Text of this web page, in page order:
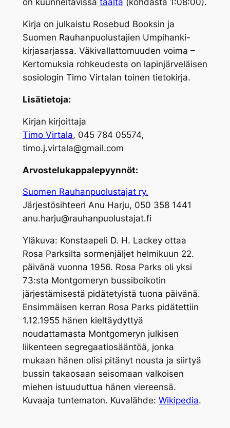
on kuunneltavissa täältä (kohdasta 1:08:00).
Kirja on julkaistu Rosebud Booksin ja
Suomen Rauhanpuolustajien Umpihanki-
kirjasarjassa. Väkivallattomuuden voima –
Kertomuksia rohkeudesta on lapinjärveläisen
sosiologin Timo Virtalan toinen tietokirja.
Lisätietoja:
Kirjan kirjoittaja
Timo Virtala, 045 784 05574,
timo.j.virtala@gmail.com
Arvostelukappalepyynnöt:
Suomen Rauhanpuolustajat ry.
Järjestösihteeri Anu Harju, 050 358 1441
anu.harju@rauhanpuolustajat.fi
Yläkuva: Konstaapeli D. H. Lackey ottaa
Rosa Parksilta sormenjäljet helmikuun 22.
päivänä vuonna 1956. Rosa Parks oli yksi
73:sta Montgomeryn bussiboikotin
järjestämisestä pidätetyistä tuona päivänä.
Ensimmäisen kerran Rosa Parks pidätettiin
1.12.1955 hänen kieltäydyttyä
noudattamasta Montgomeryn julkisen
liikenteen segregaatiosääntöä, jonka
mukaan hänen olisi pitänyt nousta ja siirtyä
bussin takaosaan seisomaan valkoisen
miehen istuuduttua hänen viereensä.
Kuvaaja tuntematon. Kuvalähde: Wikipedia.